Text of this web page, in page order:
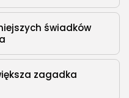
świadków
zagadka